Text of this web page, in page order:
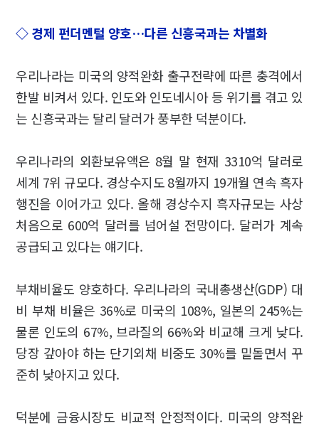
◇ 경제 펀더멘털 양호…다른 신흥국과는 차별화
우리나라는 미국의 양적완화 출구전략에 따른 충격에서
한발 비켜서 있다. 인도와 인도네시아 등 위기를 겪고 있
는 신흥국과는 달리 달러가 풍부한 덕분이다.
우리나라의 외환보유액은 8월 말 현재 3310억 달러로
세계 7위 규모다. 경상수지도 8월까지 19개월 연속 흑자
행진을 이어가고 있다. 올해 경상수지 흑자규모는 사상
처음으로 600억 달러를 넘어설 전망이다. 달러가 계속
공급되고 있다는 얘기다.
부채비율도 양호하다. 우리나라의 국내총생산(GDP) 대
비 부채 비율은 36%로 미국의 108%, 일본의 245%는
물론 인도의 67%, 브라질의 66%와 비교해 크게 낮다.
당장 갚아야 하는 단기외채 비중도 30%를 밑돌면서 꾸
준히 낮아지고 있다.
덕분에 금융시장도 비교적 안정적이다. 미국의 양적완